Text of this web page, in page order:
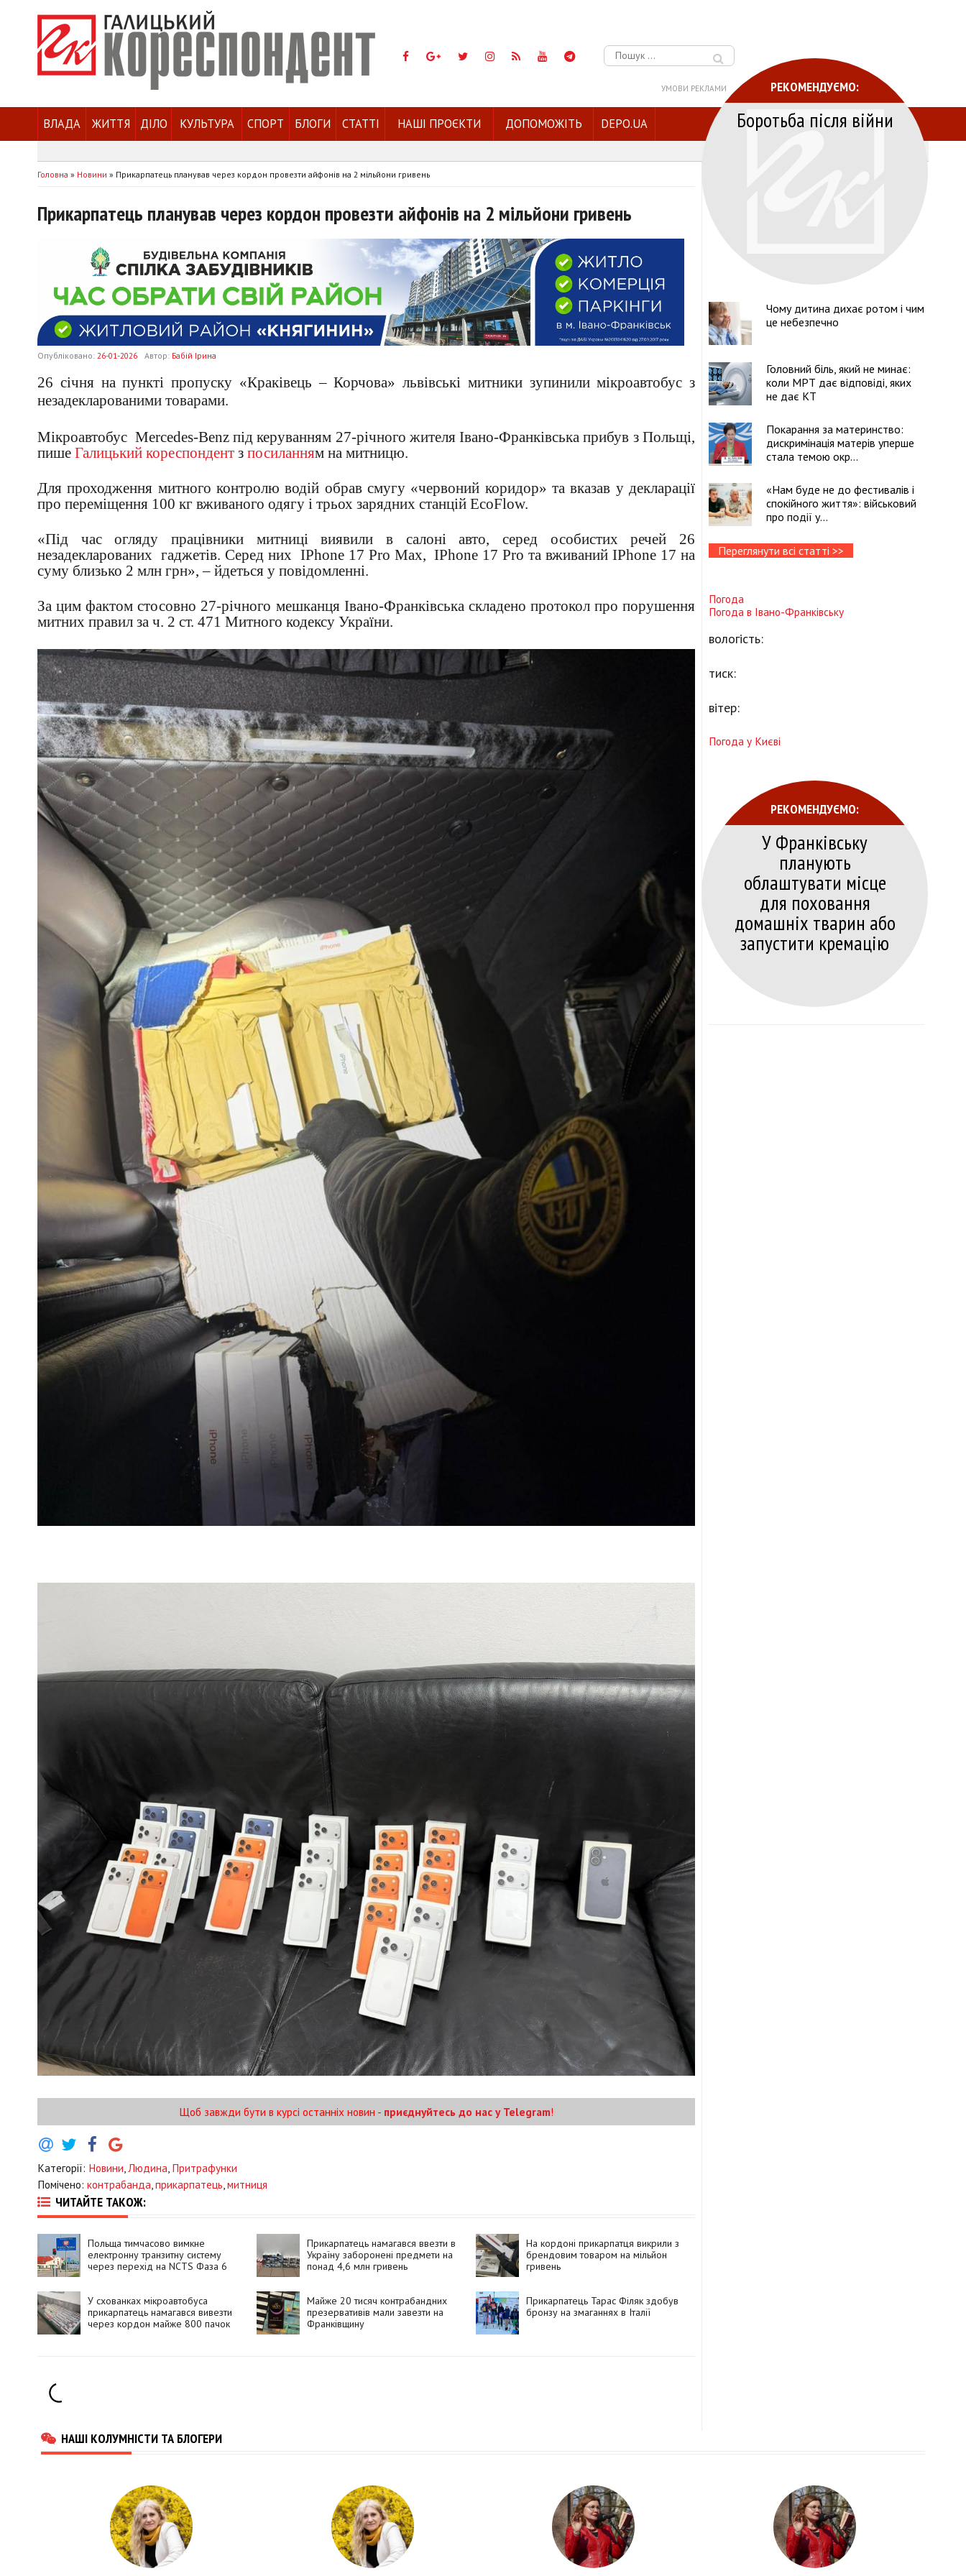
Пошук:
УМОВИ РЕКЛАМИ
ВЛАДА ЖИТТЯ ДІЛО КУЛЬТУРА СПОРТ БЛОГИ СТАТТІ НАШІ ПРОЄКТИ ДОПОМОЖІТЬ DEPO.UA
Головна » Новини » Прикарпатець планував через кордон провезти айфонів на 2 мільйони гривень
Прикарпатець планував через кордон провезти айфонів на 2 мільйони гривень
Опубліковано: 26-01-2026 Автор: Бабій Ірина
26 січня на пункті пропуску «Краківець – Корчова» львівські митники зупинили мікроавтобус з
незадекларованими товарами.
Мікроавтобус Mercedes-Benz під керуванням 27-річного жителя Івано-Франківська прибув з Польщі,
пише Галицький кореспондент з посиланням на митницю.
Для проходження митного контролю водій обрав смугу «червоний коридор» та вказав у декларації
про переміщення 100 кг вживаного одягу і трьох зарядних станцій EcoFlow.
«Під час огляду працівники митниці виявили в салоні авто, серед особистих речей 26
незадекларованих гаджетів. Серед них IPhone 17 Pro Max, IPhone 17 Pro та вживаний IPhone 17 на
суму близько 2 млн грн», – йдеться у повідомленні.
За цим фактом стосовно 27-річного мешканця Івано-Франківська складено протокол про порушення
митних правил за ч. 2 ст. 471 Митного кодексу України.
Щоб завжди бути в курсі останніх новин - приєднуйтесь до нас у Telegram!
Категорії: Новини,Людина, Притрафунки
Помічено: контрабанда,прикарпатець,митниця
ЧИТАЙТЕ ТАКОЖ:
Польща тимчасово вимкне
електронну транзитну систему
через перехід на NCTS Фаза 6
Прикарпатець намагався ввезти в
Україну заборонені предмети на
понад 4,6 млн гривень
На кордоні прикарпатця викрили з
брендовим товаром на мільйон
гривень
У схованках мікроавтобуса
прикарпатець намагався вивезти
через кордон майже 800 пачок
Майже 20 тисяч контрабандних
презервативів мали завезти на
Франківщину
Прикарпатець Тарас Філяк здобув
бронзу на змаганнях в Італії
РЕКОМЕНДУЄМО:
Боротьба після війни
Чому дитина дихає ротом і чим
це небезпечно
Головний біль, який не минає:
коли МРТ дає відповіді, яких
не дає КТ
Покарання за материнство:
дискримінація матерів уперше
стала темою окр...
«Нам буде не до фестивалів і
спокійного життя»: військовий
про події у...
Переглянути всі статті >>
Погода
Погода в Івано-Франківську
вологість:
тиск:
вітер:
Погода у Києві
РЕКОМЕНДУЄМО:
У Франківську
планують
облаштувати місце
для поховання
домашніх тварин або
запустити кремацію
НАШІ КОЛУМНІСТИ ТА БЛОГЕРИ